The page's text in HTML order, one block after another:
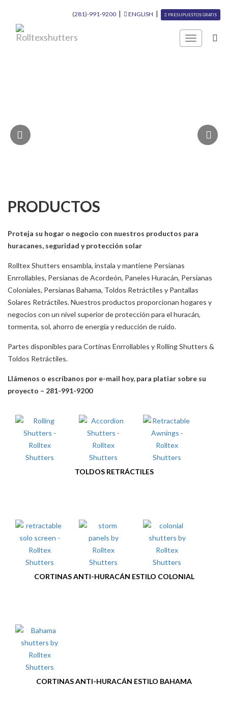
(281)-991-9200 | ENGLISH | PRESUPUESTOS GRATIS
Toggle
PRODUCTOS
Proteja su hogar o negocio con nuestros productos para
huracanes, seguridad y protección solar
Rolltex Shutters ensambla, instala y mantiene Persianas
Enrrollables, Persianas de Acordeón, Paneles Huracán, Persianas
Coloniales, Persianas Bahama, Toldos Retráctiles y Pantallas
Solares Retráctiles. Nuestros productos proporcionan hogares y
negocios con un nivel superior de protección para el huracán,
tormenta, sol, ahorro de energía y reducción de ruido.
Partes disponibles para Cortinas Enrrollables y Rolling Shutters &
Toldos Retráctiles.
Llámenos o escríbanos por e-mail hoy, para platiar sobre su
proyecto – 281-991-9200
PERSIANAS ENROLLABLES
CORTINAS ANTI-HURACÁN TIPO ACORDEÓN
TOLDOS RETRÁCTILES
PANTALLAS SOLARES RETRÁCTILES
PANELES DE HURACÁN
CORTINAS ANTI-HURACÁN ESTILO COLONIAL
CORTINAS ANTI-HURACÁN ESTILO BAHAMA